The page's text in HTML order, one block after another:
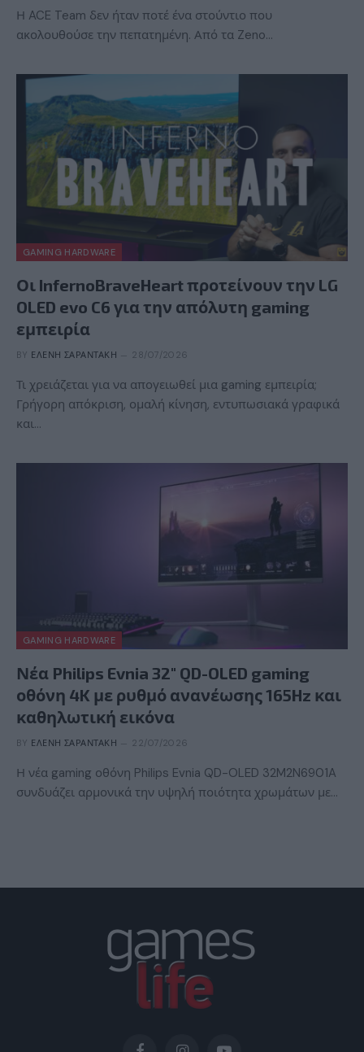
Η ACE Team δεν ήταν ποτέ ένα στούντιο που
ακολουθούσε την πεπατημένη. Από τα Zeno…
GAMING HARDWARE
Οι InfernoBraveHeart προτείνουν την LG
OLED evo C6 για την απόλυτη gaming
εμπειρία
BY ΕΛΈΝΗ ΣΑΡΑΝΤΆΚΗ 28/07/2026
Τι χρειάζεται για να απογειωθεί μια gaming εμπειρία;
Γρήγορη απόκριση, ομαλή κίνηση, εντυπωσιακά γραφικά
και…
GAMING HARDWARE
Νέα Philips Evnia 32″ QD-OLED gaming
οθόνη 4K με ρυθμό ανανέωσης 165Hz και
καθηλωτική εικόνα
BY ΕΛΈΝΗ ΣΑΡΑΝΤΆΚΗ 22/07/2026
Η νέα gaming οθόνη Philips Evnia QD-OLED 32M2N6901A
συνδυάζει αρμονικά την υψηλή ποιότητα χρωμάτων με…